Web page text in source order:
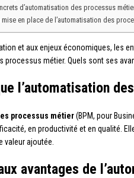
d’automatisation des processus
en place de l’automatisation des
et aux enjeux économiques, les
processus métier. Quels sont ses
l’automatisation
processus métier(BPM, pour
en productivité et en qualité.
ajoutée.
avantages de